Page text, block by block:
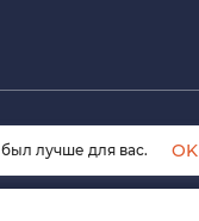
лучше для вас. OK